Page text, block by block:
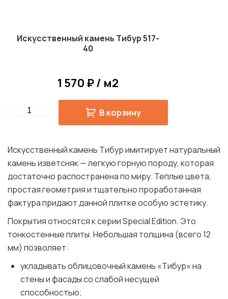
Искусственный камень Тибур 517-
40
1 570 ₽ / м2
Quantity В корзину
Искусственный камень Тибур имитирует натуральный
камень изветсняк — легкую горную породу, которая
достаточно распостранена по миру. Теплые цвета,
простая геометрия и тщательно проработанная
фактура придают данной плитке особую эстетику.
Покрытия относятся к серии Special Edition. Это
тонкостенные плиты. Небольшая толщина (всего 12
мм) позволяет:
укладывать облицовочный камень «Тибур» на
стены и фасады со слабой несущей
способностью;